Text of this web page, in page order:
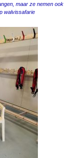
maar ze nemen ook
walvissafarie